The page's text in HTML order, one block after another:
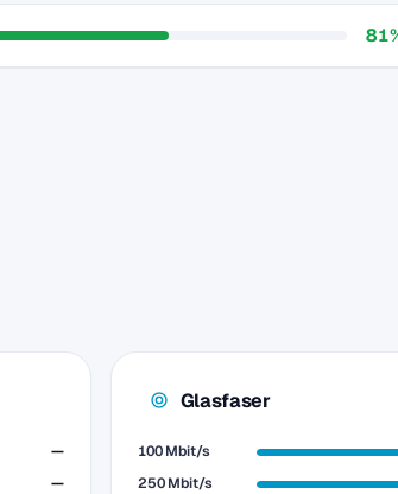
—
—
Glasfaser
100 Mbit/s
250 Mbit/s